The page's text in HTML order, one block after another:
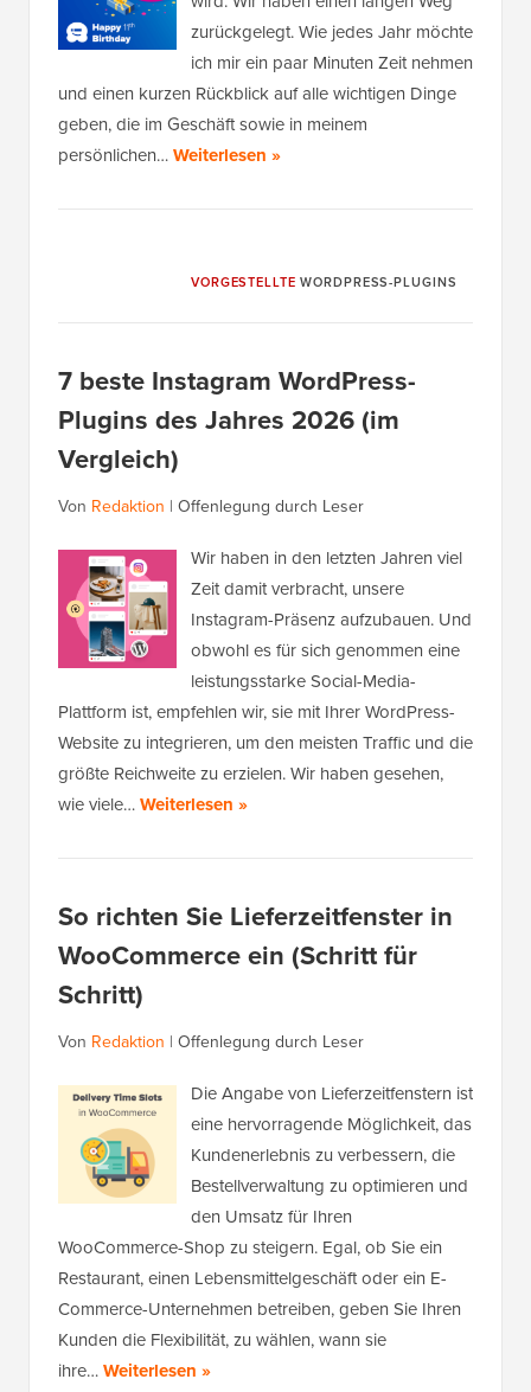
zurückgelegt. Wie jedes Jahr möchte
ich mir ein paar Minuten Zeit nehmen
und einen kurzen Rückblick auf alle wichtigen Dinge
geben, die im Geschäft sowie in meinem
persönlichen…Weiterlesen »
VORGESTELLTE WORDPRESS-PLUGINS
7 beste Instagram WordPress-
Plugins des Jahres 2026 (im
Vergleich)
Von Redaktion | Offenlegung durch Leser
Wir haben in den letzten Jahren viel
Zeit damit verbracht, unsere
Instagram-Präsenz aufzubauen. Und
obwohl es für sich genommen eine
leistungsstarke Social-Media-
Plattform ist, empfehlen wir, sie mit Ihrer WordPress-
Website zu integrieren, um den meisten Traffic und die
größte Reichweite zu erzielen. Wir haben gesehen,
wie viele…Weiterlesen »
So richten Sie Lieferzeitfenster in
WooCommerce ein (Schritt für
Schritt)
Von Redaktion | Offenlegung durch Leser
Die Angabe von Lieferzeitfenstern ist
eine hervorragende Möglichkeit, das
Kundenerlebnis zu verbessern, die
Bestellverwaltung zu optimieren und
den Umsatz für Ihren
WooCommerce-Shop zu steigern. Egal, ob Sie ein
Restaurant, einen Lebensmittelgeschäft oder ein E-
Commerce-Unternehmen betreiben, geben Sie Ihren
Kunden die Flexibilität, zu wählen, wann sie
ihre…Weiterlesen »